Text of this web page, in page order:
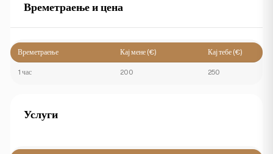
Времетраење и цена
Времетраење Кај мене (€) Кај тебе (€)
1 час 200 250
Услуги